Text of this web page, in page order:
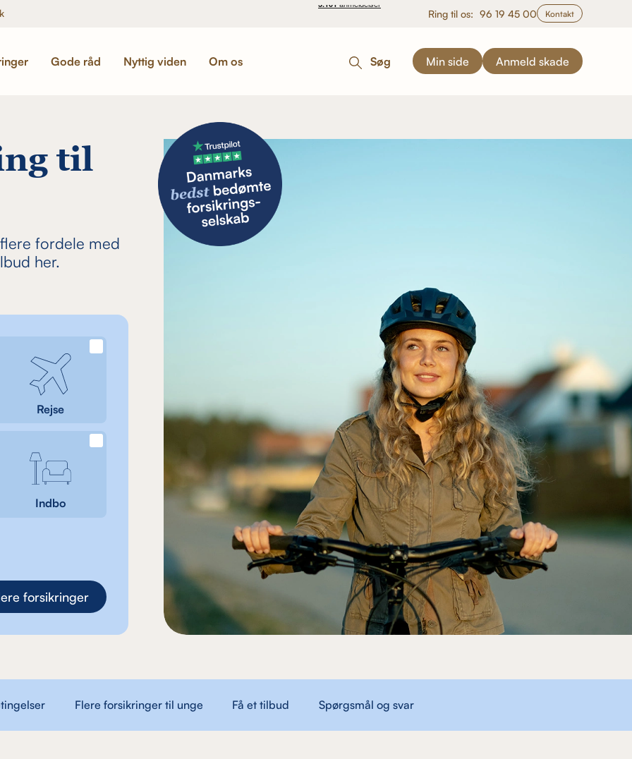
Ring til os: 96 19 45 00 Kontakt
Gode råd Nyttig viden Om os Søg Min side Anmeld skade
til
fordele med
her.
Rejse
Indbo
forsikringer
Flere forsikringer til unge Få et tilbud Spørgsmål og svar